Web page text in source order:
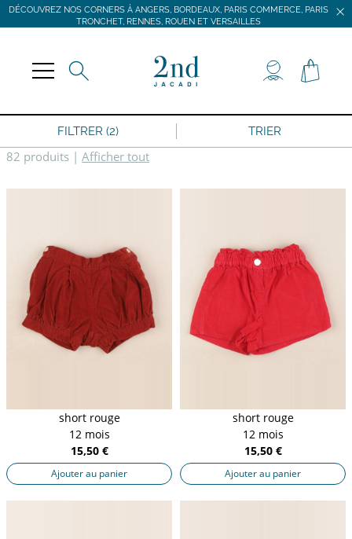
DÉCOUVREZ NOS CORNERS À ANGERS, BORDEAUX, PARIS COMMERCE, PARIS
TRONCHET, RENNES, ROUEN ET VERSAILLES
DÉCOUVREZ NOS CORNERS À ANGERS, BORDEAUX, PARIS COMMERCE, PARIS
TRONCHET, RENNES, ROUEN ET VERSAILLES
FILTRER (2) TRIER
82 produits | Afficher tout
short rouge
12 mois
15,50 €
Ajouter au panier
short rouge
12 mois
15,50 €
Ajouter au panier